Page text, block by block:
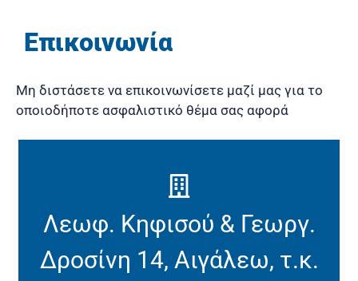
Επικοινωνία
Μη διστάσετε να επικοινωνίσετε μαζί μας για το
οποιοδήποτε ασφαλιστικό θέμα σας αφορά
Λεωφ. Κηφισού & Γεωργ.
Δροσίνη 14, Αιγάλεω, τ.κ.